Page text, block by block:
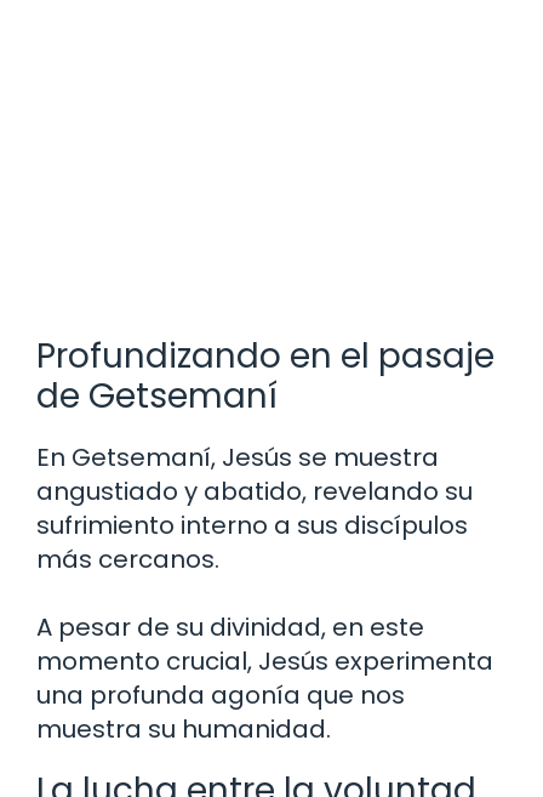
Profundizando en el pasaje
de Getsemaní
En Getsemaní, Jesús se muestra
angustiado y abatido, revelando su
sufrimiento interno a sus discípulos
más cercanos.
A pesar de su divinidad, en este
momento crucial, Jesús experimenta
una profunda agonía que nos
muestra su humanidad.